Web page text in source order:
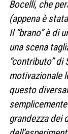
Bocelli, che
(appena è
Il “brano” è di
una scena
“contributo”
motivazionale
questo
grandezza dei